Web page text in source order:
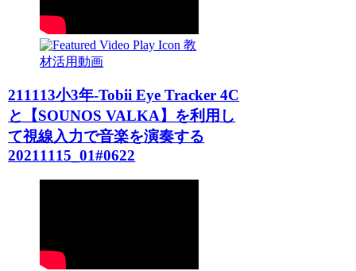
教
材活用動画
211113小3年-Tobii Eye Tracker 4C
と【SOUNOS VALKA】を利用し
て視線入力で音楽を演奏する
20211115_01#0622